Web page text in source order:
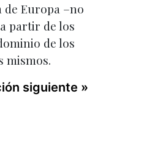
de Europa –no
partir de los
de los
mismos.
siguiente »